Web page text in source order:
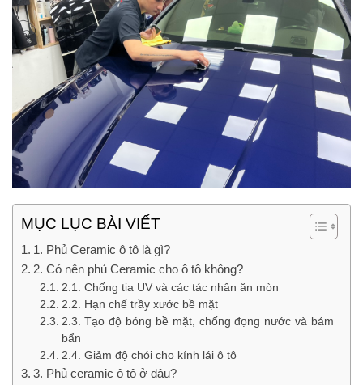
MỤC LỤC BÀI VIẾT
1. Phủ Ceramic ô tô là gì?
2. Có nên phủ Ceramic cho ô tô không?
2.1. Chống tia UV và các tác nhân ăn mòn
2.2. Hạn chế trầy xước bề mặt
2.3. Tạo độ bóng bề mặt, chống đọng nước và bám
bẩn
2.4. Giảm độ chói cho kính lái ô tô
3. Phủ ceramic ô tô ở đâu?